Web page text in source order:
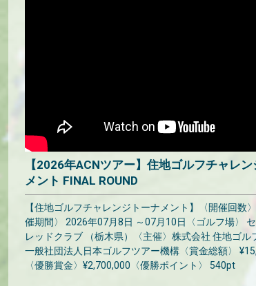
【2026年ACNツアー】住地ゴルフチャレ
メント FINAL ROUND
【住地ゴルフチャレンジトーナメント】〈開催回数
催期間〉 2026年07月8日 ～07月10日〈ゴルフ場〉
レッドクラブ （栃木県）〈主催〉株式会社 住地ゴル
一般社団法人日本ゴルフツアー機構〈賞金総額〉
〈優勝賞金〉¥2,700,000〈優勝ポイント〉 540pt